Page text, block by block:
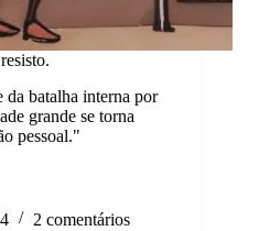
da batalha interna por
grande se torna
pessoal."
2 comentários